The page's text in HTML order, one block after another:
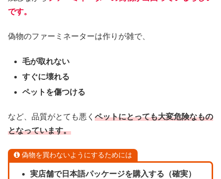
です。
偽物のファーミネーターは作りが雑で、
毛が取れない
すぐに壊れる
ペットを傷つける
など、品質がとても悪く ペットにとっても大変危険なもの
となっています。
偽物を買わないようにするためには
実店舗で日本語パッケージを購入する（確実）